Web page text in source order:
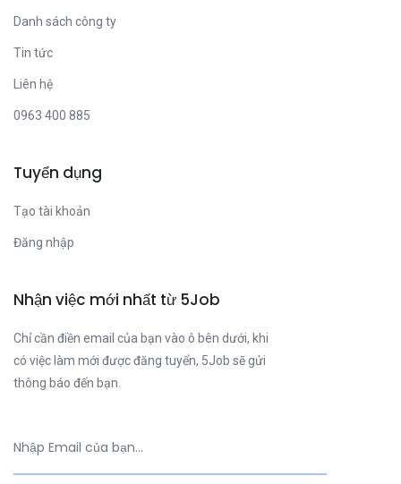
Danh sách công ty
Tin tức
Liên hệ
0963 400 885
Tuyển dụng
Tạo tài khoản
Đăng nhập
Nhận việc mới nhất từ 5Job
Chỉ cần điền email của bạn vào ô bên dưới, khi
có việc làm mới được đăng tuyển, 5Job sẽ gửi
thông báo đến bạn.